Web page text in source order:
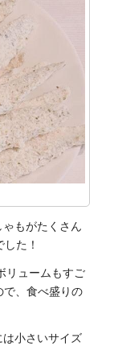
もがたくさん
た！
リュームもすご
で、食べ盛りの
小さいサイズ